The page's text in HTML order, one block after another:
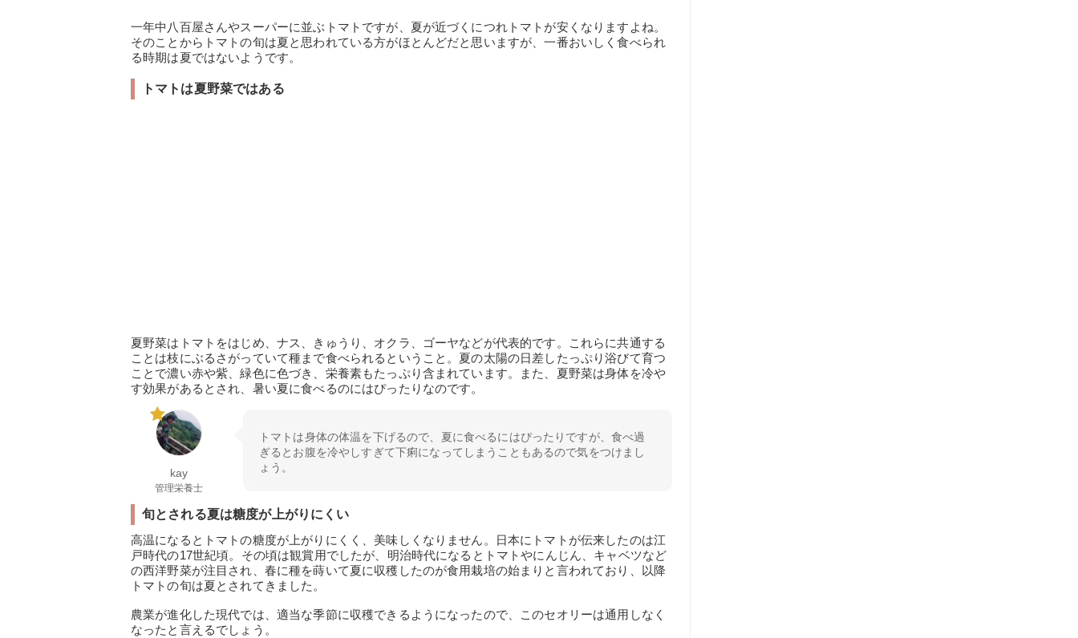
一年中八百屋さんやスーパーに並ぶトマトですが、夏が近づくにつれトマトが安くなりますよね。
そのことからトマトの旬は夏と思われている方がほとんどだと思いますが、一番おいしく食べられ
る時期は夏ではないようです。
トマトは夏野菜ではある
夏野菜はトマトをはじめ、ナス、きゅうり、オクラ、ゴーヤなどが代表的です。これらに共通する
ことは枝にぶるさがっていて種まで食べられるということ。夏の太陽の日差したっぷり浴びて育つ
ことで濃い赤や紫、緑色に色づき、栄養素もたっぷり含まれています。また、夏野菜は身体を冷や
す効果があるとされ、暑い夏に食べるのにはぴったりなのです。
kay
管理栄養士
トマトは身体の体温を下げるので、夏に食べるにはぴったりですが、食べ過
ぎるとお腹を冷やしすぎて下痢になってしまうこともあるので気をつけまし
ょう。
旬とされる夏は糖度が上がりにくい
高温になるとトマトの糖度が上がりにくく、美味しくなりません。日本にトマトが伝来したのは江
戸時代の17世紀頃。その頃は観賞用でしたが、明治時代になるとトマトやにんじん、キャベツなど
の西洋野菜が注目され、春に種を蒔いて夏に収穫したのが食用栽培の始まりと言われており、以降
トマトの旬は夏とされてきました。
農業が進化した現代では、適当な季節に収穫できるようになったので、このセオリーは通用しなく
なったと言えるでしょう。